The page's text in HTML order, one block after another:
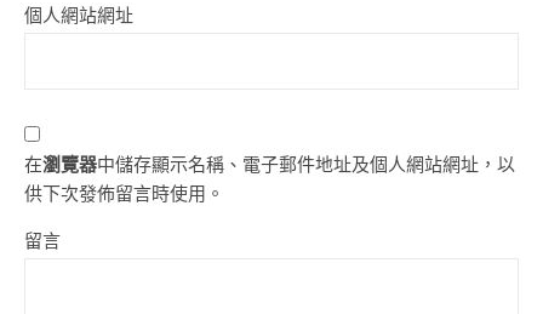
個人網站網址
在瀏覽器中儲存顯示名稱、電子郵件地址及個人網站網址，以
供下次發佈留言時使用。
留言